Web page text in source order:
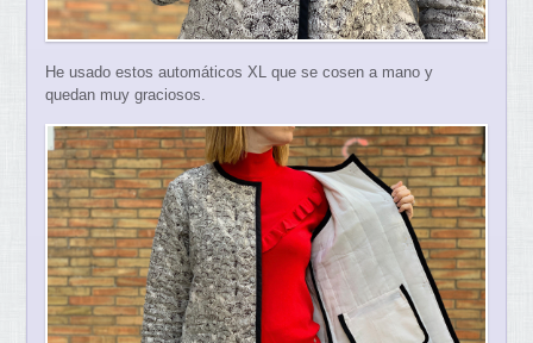
He usado estos automáticos XL que se cosen a mano y
quedan muy graciosos.